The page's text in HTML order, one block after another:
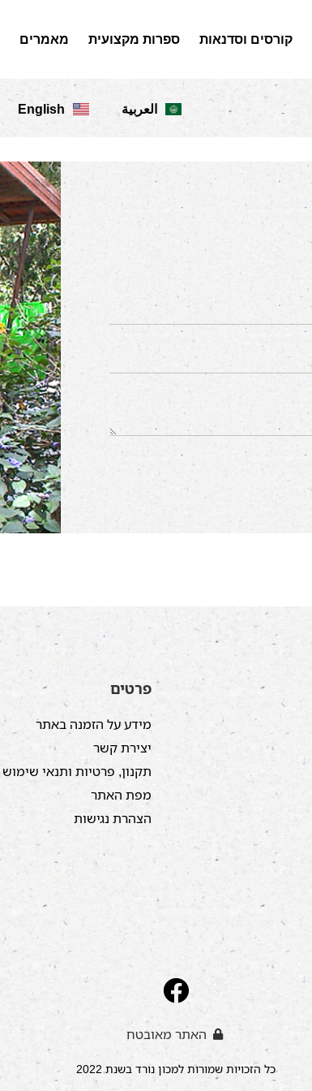
קורסים וסדנאות ספרות מקצועית מאמרים
العربية English
פרטים
מידע על הזמנה באתר
יצירת קשר
תקנון, פרטיות ותנאי שימוש
מפת האתר
הצהרת נגישות
האתר מאובטח
כל הזכויות שמורות למכון נורד בשנת 2022